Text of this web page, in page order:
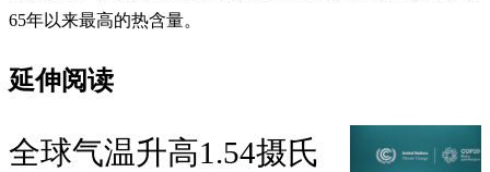
65年以来最高的热含量。
延伸阅读
全球气温升高1.54摄氏